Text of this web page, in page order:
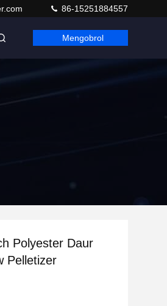
86-15251884557
Mengobrol
Polyester Daur
Pelletizer